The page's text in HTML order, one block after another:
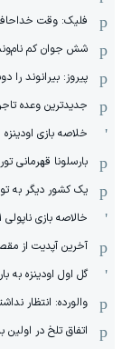
فلیک: وقت
شش جوان کم
پیروز: بیرانوند را
جدیدترین وعده
خلاصه بازی اودینزه 1 - بارسلونا 0
بارسلونا قهرمانی
یک کشور دیگر به
خالاصه بازی ناپولی 1 - سلتاویگو 1
آخرین آپدیت از
گل اول اودینزه به
والورده: انتظار
اتفاق تلخ در